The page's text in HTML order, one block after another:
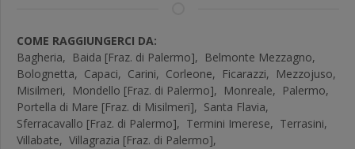
COME RAGGIUNGERCI DA:
Bagheria, Baida [Fraz. di Palermo], Belmonte Mezzagno,
Bolognetta, Capaci, Carini, Corleone, Ficarazzi, Mezzojuso,
Misilmeri, Mondello [Fraz. di Palermo], Monreale, Palermo,
Portella di Mare [Fraz. di Misilmeri], Santa Flavia,
Sferracavallo [Fraz. di Palermo], Termini Imerese, Terrasini,
Villabate, Villagrazia [Fraz. di Palermo],